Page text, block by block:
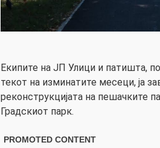
Екипите на ЈП Улици и патишта,
текот на изминатите месеци, ја
реконструкцијата на пешачките
Градскиот парк.